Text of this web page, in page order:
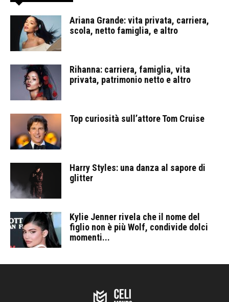
Ariana Grande: vita privata, carriera,
scola, netto famiglia, e altro
Rihanna: carriera, famiglia, vita
privata, patrimonio netto e altro
Top curiosità sull’attore Tom Cruise
Harry Styles: una danza al sapore di
glitter
Kylie Jenner rivela che il nome del
figlio non è più Wolf, condivide dolci
momenti...